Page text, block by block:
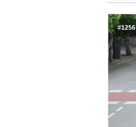
#1256